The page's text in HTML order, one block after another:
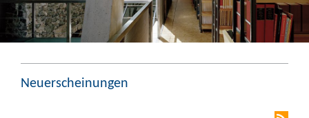
Neuerscheinungen